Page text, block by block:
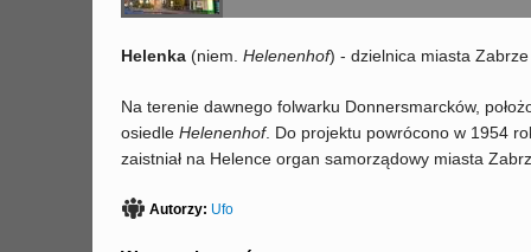
Helenka (niem. Helenenhof) - dzielnica miasta Zabrze
Na terenie dawnego folwarku Donnersmarcków,
osiedle Helenenhof. Do projektu powrócono w 1954
zaistniał na Helence organ samorządowy miasta
Autorzy: Ufo